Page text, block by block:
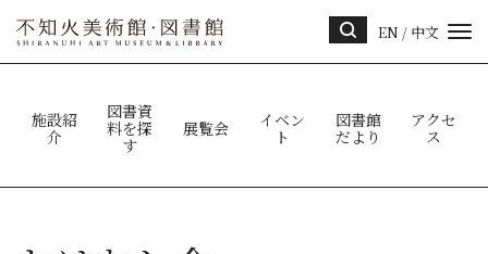
ト内
EN / 中文
施設紹
介
図書資
料を探
す
展覧会
イベン
ト
図書館
だより
アクセ
ス